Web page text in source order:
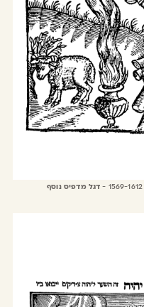
דגל מדפיס נוסף